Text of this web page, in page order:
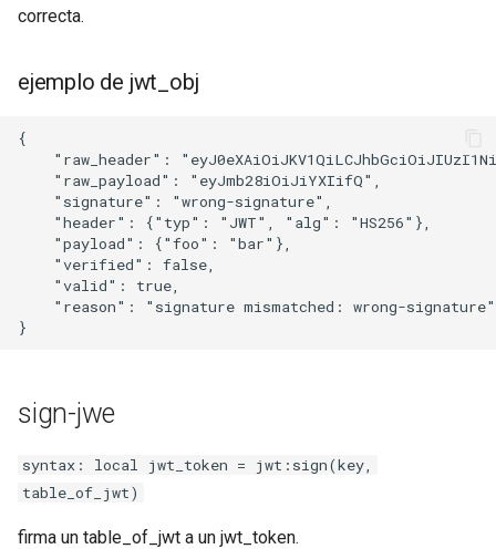
label
length-hiding
limit-traffic-rate
log-sqlite
log-var-set
log-zmq
correcta.
ejemplo de jwt_obj
{
"raw_header":
    "raw_payload": "eyJmb28iOiJiYXIifQ",
    "signature": "wrong-signature",
    "header": {"typ": "JWT", "alg": "HS256"},
    "payload": {"foo": "bar"},
    "verified": false,
    "valid": true,
    "reason": "signature mismatched: wrong-signature"
sign-jwe
syntax: local jwt_token = jwt:sign(key,
table_of_jwt)
firma un table_of_jwt a un jwt_token.